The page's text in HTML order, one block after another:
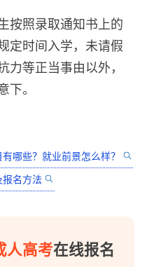
按照录取通知书上的
定时间入学，未请假
力等正当事由以外，
下。
哪些？就业前景怎么样？
报名方法
人高考在线报名